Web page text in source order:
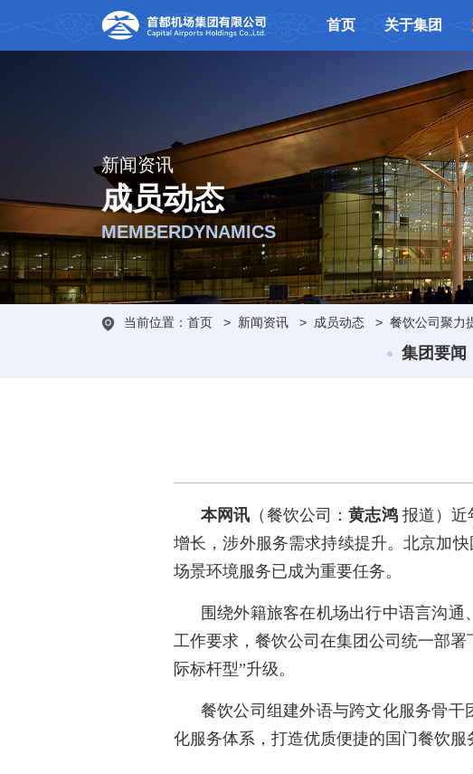
首页 关于集团
新闻资讯
成员动态
MEMBERDYNAMICS
当前位置： 首页 > 新闻资讯 > 成员动态 > 餐饮公司聚力
集团要闻
本网讯 （餐饮公司：黄志鸿报道）近
增长，涉外服务需求持续提升。北京加
场景环境服务已成为重要任务。
围绕外籍旅客在机场出行中语言沟
工作要求，餐饮公司在集团公司统一部
际标杆型”升级。
餐饮公司组建外语与跨文化服务骨
化服务体系，打造优质便捷的国门餐饮服